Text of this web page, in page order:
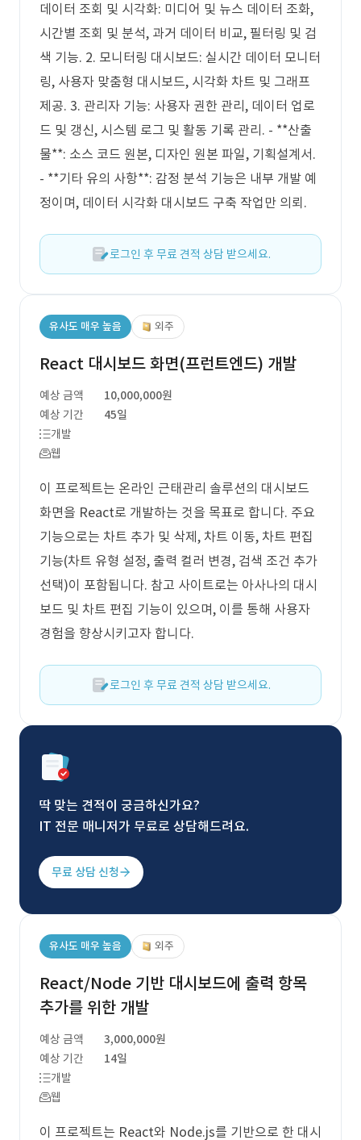
데이터 조회 및 시각화: 미디어 및 뉴스 데이터 조화,
시간별 조회 및 분석, 과거 데이터 비교, 필터링 및 검
색 기능. 2. 모니터링 대시보드: 실시간 데이터 모니터
링, 사용자 맞춤형 대시보드, 시각화 차트 및 그래프
제공. 3. 관리자 기능: 사용자 권한 관리, 데이터 업로
드 및 갱신, 시스템 로그 및 활동 기록 관리. - **산출
물**: 소스 코드 원본, 디자인 원본 파일, 기획설계서.
- **기타 유의 사항**: 감정 분석 기능은 내부 개발 예
정이며, 데이터 시각화 대시보드 구축 작업만 의뢰.
로그인 후 무료 견적 상담 받으세요.
유사도 매우 높음 외주
React 대시보드 화면(프런트엔드) 개발
예상 금액
10,000,000원
예상 기간
45일
개발
웹
이 프로젝트는 온라인 근태관리 솔루션의 대시보드
화면을 React로 개발하는 것을 목표로 합니다. 주요
기능으로는 차트 추가 및 삭제, 차트 이동, 차트 편집
기능(차트 유형 설정, 출력 컬러 변경, 검색 조건 추가
선택)이 포함됩니다. 참고 사이트로는 아사나의 대시
보드 및 차트 편집 기능이 있으며, 이를 통해 사용자
경험을 향상시키고자 합니다.
로그인 후 무료 견적 상담 받으세요.
딱 맞는 견적이 궁금하신가요?
IT 전문 매니저가 무료로 상담해드려요.
무료 상담 신청
유사도 매우 높음 외주
React/Node 기반 대시보드에 출력 항목
추가를 위한 개발
예상 금액
3,000,000원
예상 기간
14일
개발
웹
이 프로젝트는 React와 Node.js를 기반으로 한 대시